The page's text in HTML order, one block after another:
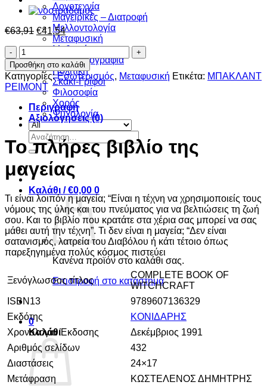
Λογοτεχνία
Μαγειρικές – Διατροφή
Μελλοντολογία
Μεταφυσική
Μυθιστόρημα
Ξένη πεζογραφία
Πολιτική
Σκάκι-Γρίφοι
Φιλοσοφία
Χορός
Ψυχολογία
Αναζήτηση
για:
Καλάθι /€0,00 0
Κανένα προϊόν στο καλάθι σας.
Επιστροφή στο κατάστημα
0
Καλάθι
€63,91 Original
price
€63,91.
€41,54Η
τρέχουσα
είναι:
€41,54.
Το
πλήρες
βιβλίο
της
μαγείας
ποσότητα
Προσθήκη στο καλάθι
Κατηγορίες:Eσωτερισμός, Μεταφυσική Ετικέτα: ΜΠΑΚΛΑΝΤ
ΡΕΙΜΟΝΤ
Περιγραφή
Αξιολογήσεις (0)
Το πλήρες βιβλίο της
μαγείας
Τι είναι λοιπόν η μαγεία; “Είναι η τέχνη να χρησιμοποιείς τους
νόμους της ύλης και του πνεύματος για να βελτιώσεις τη ζωή
σου. Και το βιβλίο που κρατάτε στα χέρια σας μπορεί να σας
μάθει αυτή την τέχνη”. Τι δεν είναι η μαγεία; “Δεν είναι
σατανισμός, λατρεία του Διαβόλου ή κάτι τέτοιο όπως
παρεξηγημένα πολύς κόσμος πιστεύει
Ξενόγλωσσος τίτλος
COMPLETE BOOK OF
WITCHCRAFT
ISBN13
9789607136329
Εκδότης
ΚΟΝΙΔΑΡΗΣ
Χρονολογία Έκδοσης
Δεκέμβριος 1991
Αριθμός σελίδων
432
Διαστάσεις
24×17
Μετάφραση
ΚΩΣΤΕΛΕΝΟΣ ΔΗΜΗΤΡΗΣ